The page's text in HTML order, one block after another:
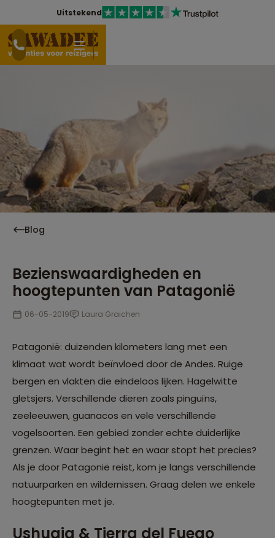
Uitstekend
Blog
Bezienswaardigheden en
hoogtepunten van Patagonië
06-05-2019 Laura Graichen
Patagonië: duizenden kilometers lang met een
klimaat wat wordt beïnvloed door de Andes. Ruige
bergen en vlakten die eindeloos lijken. Hagelwitte
gletsjers. Verschillende dieren zoals pinguïns,
zeeleeuwen, guanacos en vele verschillende
vogelsoorten. Een gebied zonder echte duiderlijke
grenzen. Waar begint het en waar stopt het precies?
Als je door Patagonië reist, kom je langs verschillende
natuurparken en wildernissen. Graag delen we enkele
hoogtepunten met je.
Ushuaia & Tierra del Fuego